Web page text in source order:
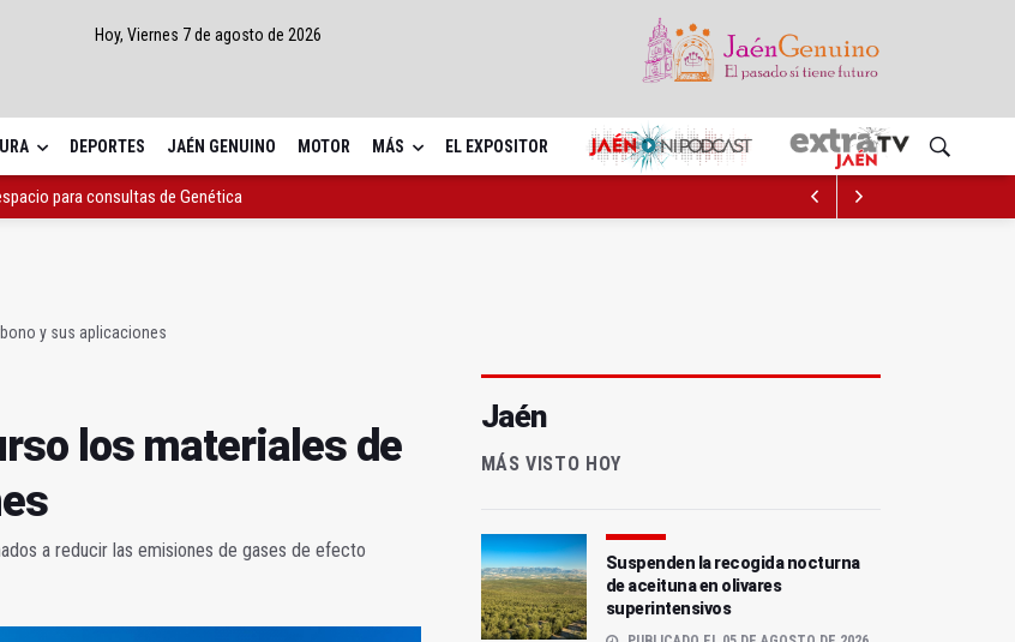
Hoy, Viernes 7 de agosto de 2026
DEPORTES JAÉN GENUINO MOTOR MÁS EL EXPOSITOR
para consultas de Genética
y sus aplicaciones
los materiales de
a reducir las emisiones de gases de efecto
Jaén
MÁS VISTO HOY
Suspenden la recogida nocturna
de aceituna en olivares
superintensivos